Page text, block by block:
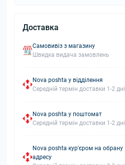
Доставка
Самовивіз з магазину
Швидка видача замовлень
Nova poshta у відділення
Середній термін доставки 1-2 дні
Nova poshta у поштомат
Середній термін доставки 1-2 дні
Nova poshta кур'єром на обрану
адресу